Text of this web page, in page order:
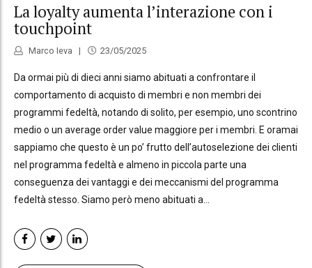
La loyalty aumenta l’interazione con i
touchpoint
Marco Ieva 23/05/2025
Da ormai più di dieci anni siamo abituati a confrontare il
comportamento di acquisto di membri e non membri dei
programmi fedeltà, notando di solito, per esempio, uno scontrino
medio o un average order value maggiore per i membri. E oramai
sappiamo che questo è un po’ frutto dell’autoselezione dei clienti
nel programma fedeltà e almeno in piccola parte una
conseguenza dei vantaggi e dei meccanismi del programma
fedeltà stesso. Siamo però meno abituati a...